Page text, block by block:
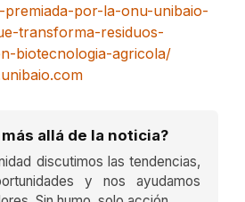
premiada-por-la-onu-unibaio-
transforma-residuos-
biotecnologia-agricola/
allá de la noticia?
discutimos las tendencias,
y nos ayudamos